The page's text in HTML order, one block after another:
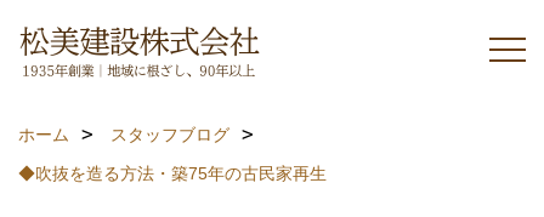
ホーム
スタッフブログ
◆吹抜を造る方法・築75年の古民家再生